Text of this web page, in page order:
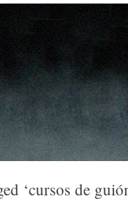
‘cursos de